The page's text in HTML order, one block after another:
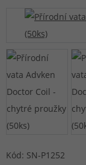
Kód: SN-P1252